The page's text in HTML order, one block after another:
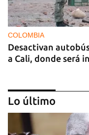
COLOMBIA
Desactivan
a Cali, donde será
Lo último